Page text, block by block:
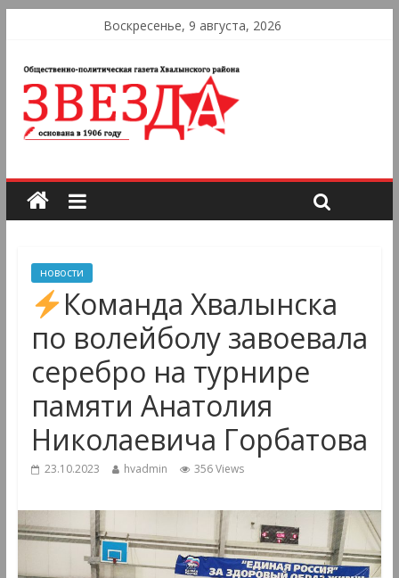
Воскресенье, 9 августа, 2026
новости
Команда Хвалынска
по волейболу завоевала
серебро на турнире
памяти Анатолия
Николаевича Горбатова
23.10.2023 hvadmin 356 Views